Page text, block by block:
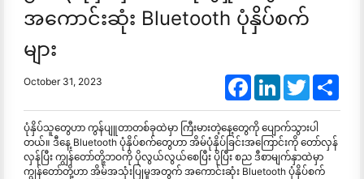
အကောင်းဆုံး Bluetooth ပုံနှိပ်စက်
များ
October 31, 2023 FacebookLinkedInTwitter
ပုံနှိပ်သူတွေဟာ ကွန်ပျူတာတစ်ခုထဲမှာ ကြီးမားတဲ့နေ့တွေကို ပျောက်သွားပါ
တယ်။ ဒီနေ့ Bluetooth ပုံနှိပ်စက်တွေဟာ အိမ်ပုံနှိပ်ခြင်းအကြောင်းကို တော်လှန်
လှန်ပြီး ကျွန်တော်တို့ဘဝကို ပိုလွယ်လွယ်စေပြီး ပိုပြီး စည ဒီစာမျက်နှာထဲမှာ
ကျွန်တော်တို့ဟာ အိမ်အသုံးပြုမှုအတွက် အကောင်းဆုံး Bluetooth ပုံနှိပ်စက်